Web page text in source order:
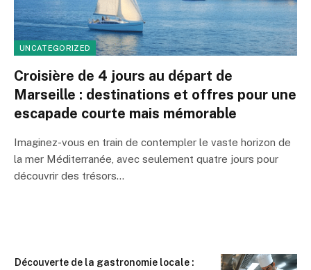
UNCATEGORIZED
Croisière de 4 jours au départ de
Marseille : destinations et offres pour une
escapade courte mais mémorable
Imaginez-vous en train de contempler le vaste horizon de
la mer Méditerranée, avec seulement quatre jours pour
découvrir des trésors…
Découverte de la gastronomie locale :